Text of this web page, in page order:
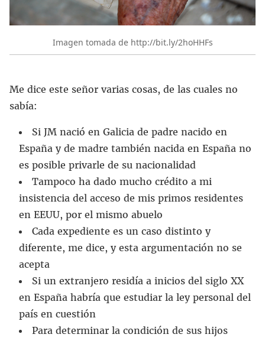
Imagen tomada de http://bit.ly/2hoHHFs
Me dice este señor varias cosas, de las cuales no
sabía:
Si JM nació en Galicia de padre nacido en
España y de madre también nacida en España no
es posible privarle de su nacionalidad
Tampoco ha dado mucho crédito a mi
insistencia del acceso de mis primos residentes
en EEUU, por el mismo abuelo
Cada expediente es un caso distinto y
diferente, me dice, y esta argumentación no se
acepta
Si un extranjero residía a inicios del siglo XX
en España habría que estudiar la ley personal del
país en cuestión
Para determinar la condición de sus hijos